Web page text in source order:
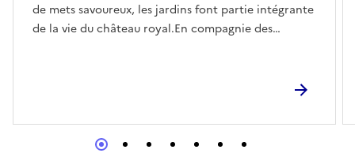
de mets savoureux, les jardins font partie intégrante
de la vie du château royal.En compagnie des